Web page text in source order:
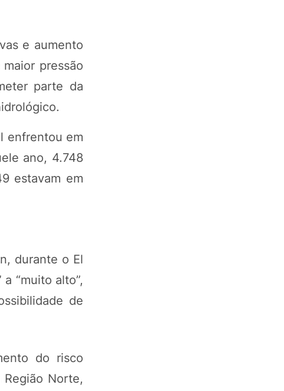
e aumento
pressão
parte da
enfrentou em
ano, 4.748
estavam em
durante o El
“muito alto”,
de
do risco
Norte,